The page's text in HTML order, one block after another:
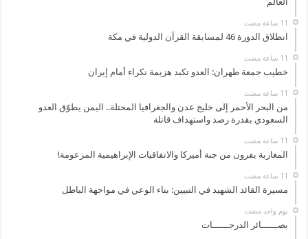
انطلاق الدورة 46 لمسابقة القرآن الدولية في مكة
خطيب جمعة طهران: العدو تكبد هزيمة نكراء أمام إيران
من البحر الأحمر إلى خليج عدن والجغرافيا المحتلة.. اليمن يطوّق العدو
السعودي بقدرة رصد واستهداف قاتلة
المغاربة يفرون من جنة أميركا والاتفاقيات الإبراهيمية المزعومة!
مسيرة القائد الشهيد في التبيين: بناء الوعي في مواجهة الباطل
‏يوم واحد مضت
بصــــــائر الدرجــــــات